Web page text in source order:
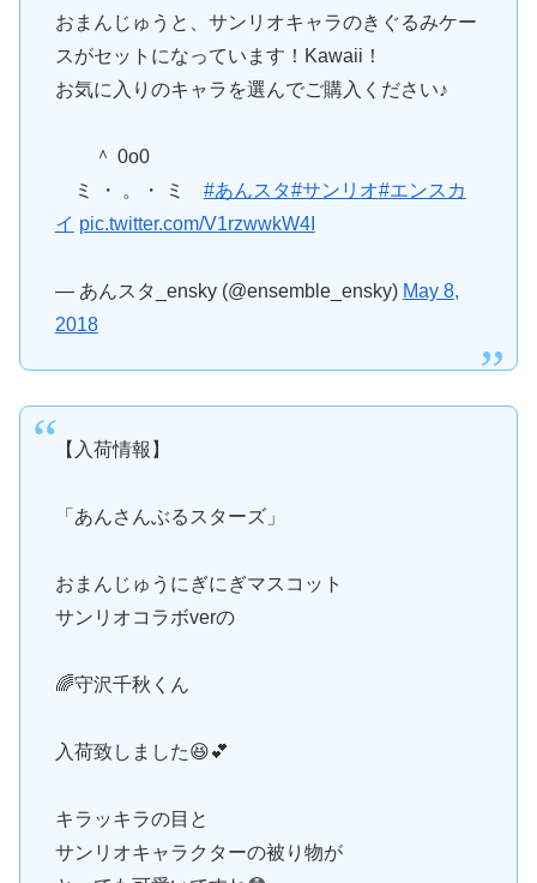
おまんじゅうと、サンリオキャラのきぐるみケー
スがセットになっています！Kawaii！
お気に入りのキャラを選んでご購入ください♪
＾ 0o0
ミ ・ 。・ ミ #あんスタ#サンリオ#エンスカ
イ pic.twitter.com/V1rzwwkW4I
— あんスタ_ensky (@ensemble_ensky) May 8,
2018
【入荷情報】
「あんさんぶるスターズ」
おまんじゅうにぎにぎマスコット
サンリオコラボverの
🌈守沢千秋くん
入荷致しました😆💕
キラッキラの目と
サンリオキャラクターの被り物が